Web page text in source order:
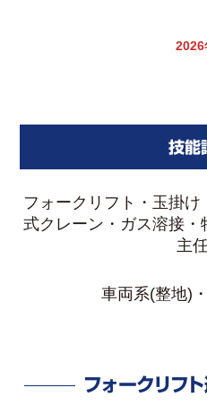
2026
技能
フォークリフト・玉掛
式クレーン・ガス溶接
主
車両系(整地)
フォークリフ